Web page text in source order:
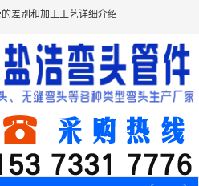
差别和加工工艺详细介绍